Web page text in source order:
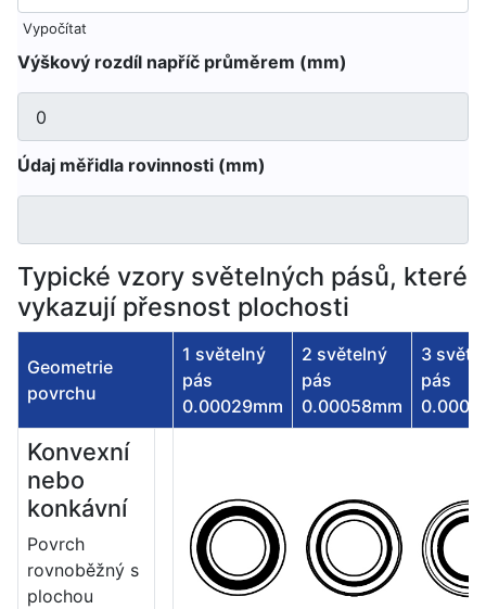
Vypočítat
Výškový rozdíl napříč průměrem (mm)
Údaj měřidla rovinnosti (mm)
Typické vzory světelných pásů, které
vykazují přesnost plochosti
Geometrie
povrchu
1 světelný
pás
0.00029mm
2 světelný
pás
0.00058mm
3
pás
Konvexní
nebo
konkávní
Povrch
rovnoběžný s
plochou